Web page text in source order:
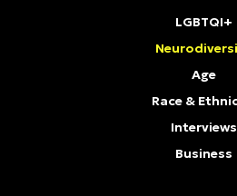
LGBTQI+
Age
Race &
Interviews
Business